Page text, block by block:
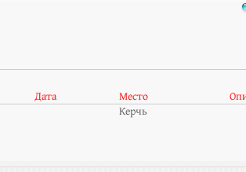
Дата Место
Керчь